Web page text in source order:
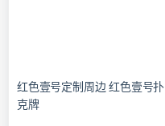
红色壹号定制周边 红色壹号扑
克牌